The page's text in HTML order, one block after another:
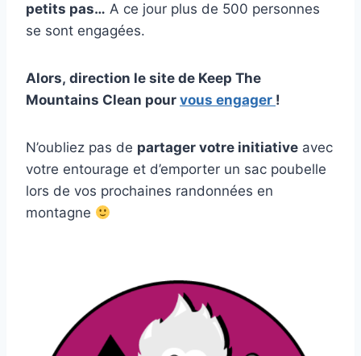
petits pas… A ce jour plus de 500 personnes
se sont engagées.
Alors, direction le site de Keep The
Mountains Clean pour vous engager !
N’oubliez pas de partager votre initiative avec
votre entourage et d’emporter un sac poubelle
lors de vos prochaines randonnées en
montagne